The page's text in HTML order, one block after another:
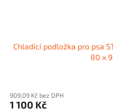
Chladící podložka pro psa
80 x
909,09 Kč bez DPH
1 100 Kč